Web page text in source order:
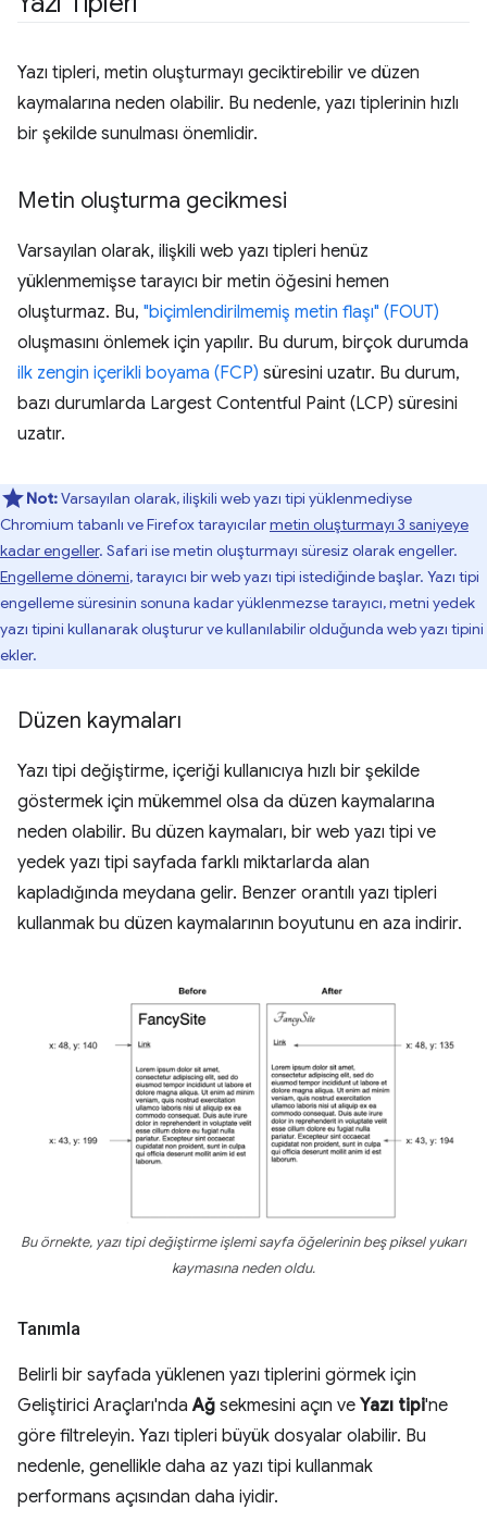
Yazı tipleri, metin oluşturmayı geciktirebilir ve düzen
kaymalarına neden olabilir. Bu nedenle, yazı tiplerinin hızlı
bir şekilde sunulması önemlidir.
Metin oluşturma gecikmesi
Varsayılan olarak, ilişkili web yazı tipleri henüz
yüklenmemişse tarayıcı bir metin öğesini hemen
oluşturmaz. Bu, "biçimlendirilmemiş metin flaşı" (FOUT)
oluşmasını önlemek için yapılır. Bu durum, birçok durumda
ilk zengin içerikli boyama (FCP) süresini uzatır. Bu durum,
bazı durumlarda Largest Contentful Paint (LCP) süresini
uzatır.
Not:Varsayılan olarak, ilişkili web yazı tipi yüklenmediyse
Chromium tabanlı ve Firefox tarayıcılarmetin oluşturmayı 3 saniyeye
kadar engeller. Safari ise metin oluşturmayı süresiz olarak engeller.
Engelleme dönemi, tarayıcı bir web yazı tipi istediğinde başlar. Yazı tipi
engelleme süresinin sonuna kadar yüklenmezse tarayıcı, metni yedek
yazı tipini kullanarak oluşturur ve kullanılabilir olduğunda web yazı tipini
ekler.
Düzen kaymaları
Yazı tipi değiştirme, içeriği kullanıcıya hızlı bir şekilde
göstermek için mükemmel olsa da düzen kaymalarına
neden olabilir. Bu düzen kaymaları, bir web yazı tipi ve
yedek yazı tipi sayfada farklı miktarlarda alan
kapladığında meydana gelir. Benzer orantılı yazı tipleri
kullanmak bu düzen kaymalarının boyutunu en aza indirir.
Bu örnekte, yazı tipi değiştirme işlemi sayfa öğelerinin beş piksel yukarı
kaymasına neden oldu.
Tanımla
Belirli bir sayfada yüklenen yazı tiplerini görmek için
Geliştirici Araçları'ndaAğ sekmesini açın ve Yazı tipi'ne
göre filtreleyin. Yazı tipleri büyük dosyalar olabilir. Bu
nedenle, genellikle daha az yazı tipi kullanmak
performans açısından daha iyidir.